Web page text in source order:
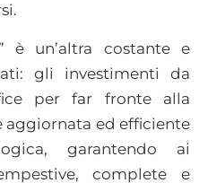
è un’altra costante e
gli investimenti da
per far fronte alla
aggiornata ed efficiente
garantendo ai
complete e